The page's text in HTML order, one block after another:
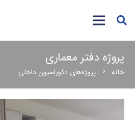
پروژه دفتر معماری
خانه chevron_right پروژه‌های دکوراسیون داخلی